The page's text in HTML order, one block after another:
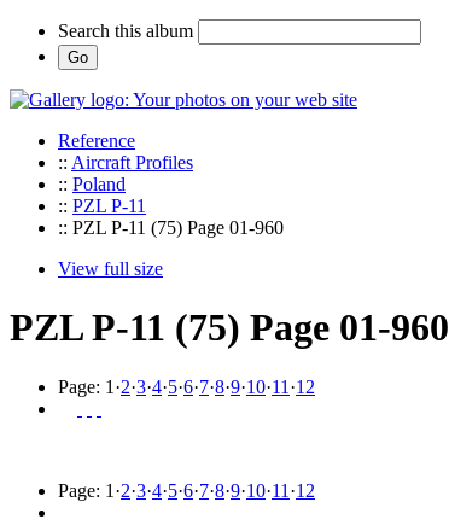
Search this album
Reference
:: Aircraft Profiles
:: Poland
:: PZL P-11
:: PZL P-11 (75) Page 01-960
View full size
PZL P-11 (75) Page 01-960
Page: 1 ·2·3·4·5·6·7·8·9·10·11 ·12
Page: 1 ·2·3·4·5·6·7·8·9·10·11 ·12